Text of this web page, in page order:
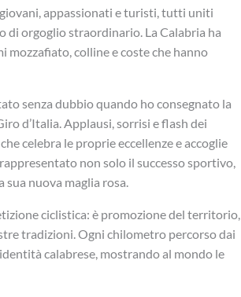
appassionati e turisti, tutti uniti
di orgoglio straordinario. La Calabria ha
mozzafiato, colline e coste che hanno
senza dubbio quando ho consegnato la
d’Italia. Applausi, sorrisi e flash dei
celebra le proprie eccellenze e accoglie
non solo il successo sportivo,
sua nuova maglia rosa.
ciclistica: è promozione del territorio,
tradizioni. Ogni chilometro percorso dai
calabrese, mostrando al mondo le